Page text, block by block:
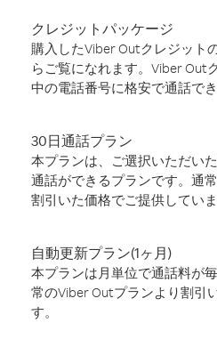
クレジットパッケージ
購入したViber Outクレジット
らご覧になれます。Viber Out
中の電話番号に格安で通話でき
30日通話プラン
本プランは、ご選択いただい
通話ができるプランです。通
割引いた価格でご提供していま
自動更新プラン(1ヶ月)
本プランは月単位で通話料が
常のViber Outプランより割引
す。